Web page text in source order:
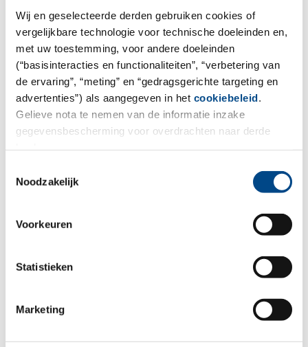
Wij en geselecteerde derden gebruiken cookies of
vergelijkbare technologie voor technische doeleinden en,
met uw toestemming, voor andere doeleinden
(“basisinteracties en functionaliteiten”, “verbetering van
de ervaring”, “meting” en “gedragsgerichte targeting en
advertenties”) als aangegeven in het cookiebeleid
Gelieve nota te nemen van de informatie inzake
gegevensbescherming voor overdrachten naar derde
Noodzakelijk
Voorkeuren
Statistieken
Marketing